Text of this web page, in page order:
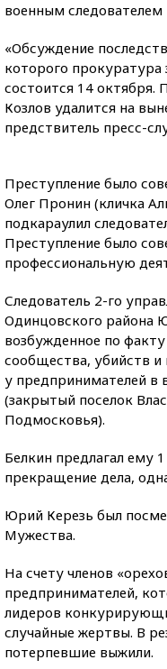
военным
«Обсуждение
которого
состоится 14 октября.
Козлов удалится на
предствитель пресс-
Преступление было
Олег Пронин (кличка
подкараулил
Преступление было
профессиональную
Следователь 2-го
Одинцовского района
возбужденное по
сообщества, убийств и
у предпринимателей в
(закрытый поселок
Подмосковья).
Белкин предлагал ему
прекращение дела,
Юрий Керезь был
Мужества.
На счету членов
предпринимателей,
лидеров
случайные жертвы. В
потерпевшие выжили.